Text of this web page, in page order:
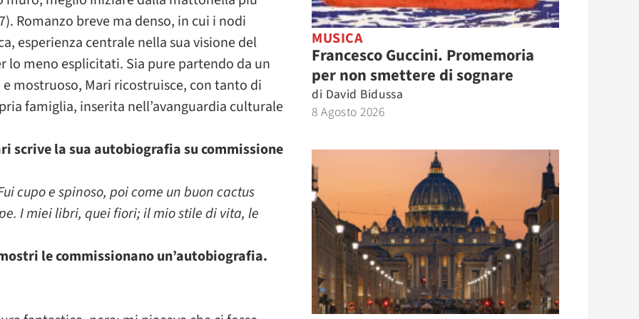
Romanzo breve ma denso, in cui i nodi
esperienza centrale nella sua visione del
meno esplicitati. Sia pure partendo da un
mostruoso, Mari ricostruisce, con tanto di
famiglia, inserita nell’avanguardia culturale
scrive la sua autobiografia su commissione
cupo e spinoso, poi come un buon cactus
I miei libri, quei fiori; il mio stile di vita, le
le commissionano un’autobiografia.
MUSICA
Francesco Guccini. Promemoria
per non smettere di sognare
di David Bidussa
8 Agosto 2026